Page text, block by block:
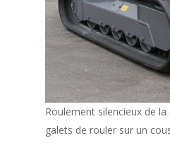
Roulement silencieux de
galets de rouler sur un